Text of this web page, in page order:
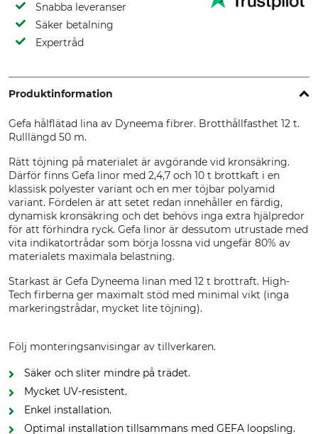
Snabba leveranser
Säker betalning
Expertråd
Produktinformation
Gefa hålflätad lina av Dyneema fibrer. Brotthållfasthet 12 t.
Rulllängd 50 m.
Rätt töjning på materialet är avgörande vid kronsäkring.
Därför finns Gefa linor med 2,4,7 och 10 t brottkaft i en
klassisk polyester variant och en mer töjbar polyamid
variant. Fördelen är att setet redan innehåller en färdig,
dynamisk kronsäkring och det behövs inga extra hjälpredor
för att förhindra ryck. Gefa linor är dessutom utrustade med
vita indikatortrådar som börja lossna vid ungefär 80% av
materialets maximala belastning.
Starkast är Gefa Dyneema linan med 12 t brottraft. High-
Tech firberna ger maximalt stöd med minimal vikt (inga
markeringstrådar, mycket lite töjning).
Följ monteringsanvisingar av tillverkaren.
Säker och sliter mindre på trädet.
Mycket UV-resistent.
Enkel installation.
Optimal installation tillsammans med GEFA loopsling.